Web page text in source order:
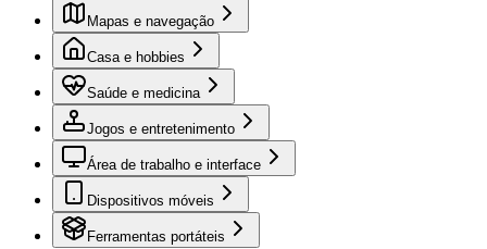
Mapas e navegação
Casa e hobbies
Saúde e medicina
Jogos e entretenimento
Área de trabalho e interface
Dispositivos móveis
Ferramentas portáteis